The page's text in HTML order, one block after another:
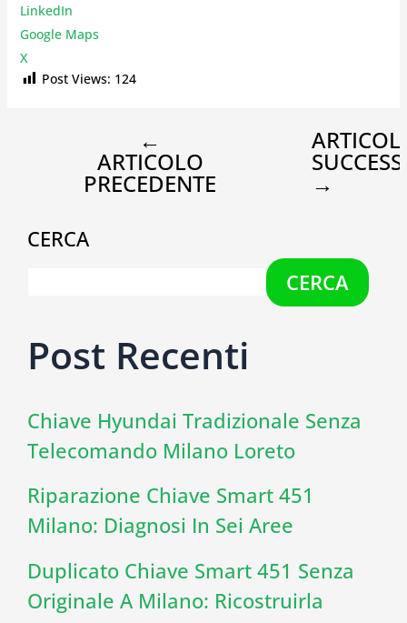
LinkedIn
Google Maps
X
Post Views: 124
←
ARTICOLO
PRECEDENTE →
CERCA
CERCA
Post Recenti
Chiave Hyundai Tradizionale Senza
Telecomando Milano Loreto
Riparazione Chiave Smart 451
Milano: Diagnosi In Sei Aree
Duplicato Chiave Smart 451 Senza
Originale A Milano: Ricostruirla